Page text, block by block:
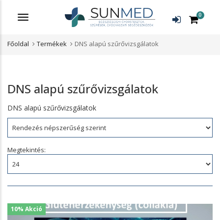
Menü 0
Főoldal Termékek DNS alapú szűrővizsgálatok
DNS alapú szűrővizsgálatok
DNS alapú szűrővizsgálatok
Rendezés:
Megtekintés:
10% Akció